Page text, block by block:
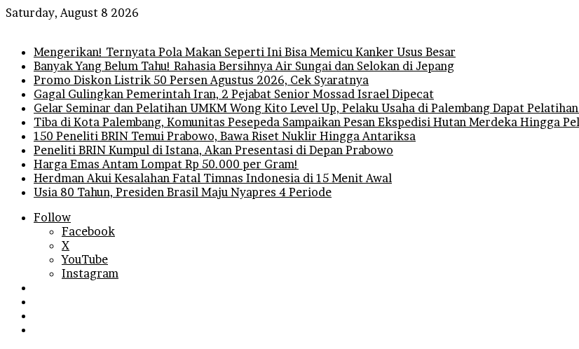
Saturday, August 8 2026
Mengerikan! Ternyata Pola Makan Seperti Ini Bisa Memicu Kanker Usus Besar
Banyak Yang Belum Tahu! Rahasia Bersihnya Air Sungai dan Selokan di Jepang
Promo Diskon Listrik 50 Persen Agustus 2026, Cek Syaratnya
Gagal Gulingkan Pemerintah Iran, 2 Pejabat Senior Mossad Israel Dipecat
Gelar Seminar dan Pelatihan UMKM Wong Kito Level Up, Pelaku Usaha di Palembang Dapat
Tiba di Kota Palembang, Komunitas Pesepeda Sampaikan Pesan Ekspedisi Hutan Merdeka Hingga
150 Peneliti BRIN Temui Prabowo, Bawa Riset Nuklir Hingga Antariksa
Peneliti BRIN Kumpul di Istana, Akan Presentasi di Depan Prabowo
Harga Emas Antam Lompat Rp 50.000 per Gram!
Herdman Akui Kesalahan Fatal Timnas Indonesia di 15 Menit Awal
Usia 80 Tahun, Presiden Brasil Maju Nyapres 4 Periode
Follow
Facebook
X
YouTube
Instagram